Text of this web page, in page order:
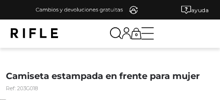
ayuda
0
Camiseta estampada en frente para mujer
Ref: 203G018